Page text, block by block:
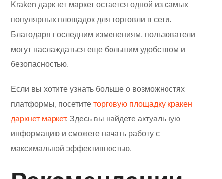
Kraken даркнет маркет остается одной из самых
популярных площадок для торговли в сети.
Благодаря последним изменениям, пользователи
могут наслаждаться еще большим удобством и
безопасностью.
Если вы хотите узнать больше о возможностях
платформы, посетитеторговую площадку кракен
даркнет маркет. Здесь вы найдете актуальную
информацию и сможете начать работу с
максимальной эффективностью.